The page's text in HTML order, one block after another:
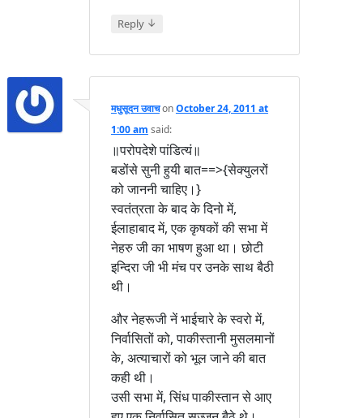
Reply ↓
मधुसूदन उवाचonOctober 24, 2011 at
1:00 am said:
॥परोपदेशे पांडित्यं॥
बडोंसे सुनी हुयी बात==>{सेक्युलरों
को जाननी चाहिए।}
स्वतंत्रता के बाद के दिनो में,
ईलाहाबाद में, एक कृषकों की सभा में
नेहरु जी का भाषण हुआ था। छोटी
इन्दिरा जी भी मंच पर उनके साथ बैठी
थी।
और नेहरूजी नें भाईचारे के स्वरो में,
निर्वासितों को, पाकीस्तानी मुसलमानों
के, अत्याचारों को भूल जाने की बात
कही थी।
उसी सभा में, सिंध पाकीस्तान से आए